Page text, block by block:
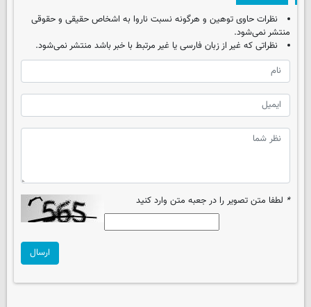
نظرات حاوی توهین و هرگونه نسبت ناروا به اشخاص حقیقی و حقوقی
منتشر نمی‌شود.
نظراتی که غیر از زبان فارسی یا غیر مرتبط با خبر باشد منتشر نمی‌شود.
* لطفا متن تصویر را در جعبه متن وارد کنید
ارسال